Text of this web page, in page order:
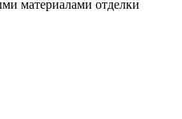
материалами отделки